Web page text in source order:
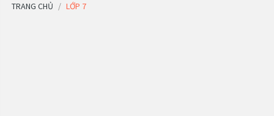
TRANG CHỦ LỚP 7